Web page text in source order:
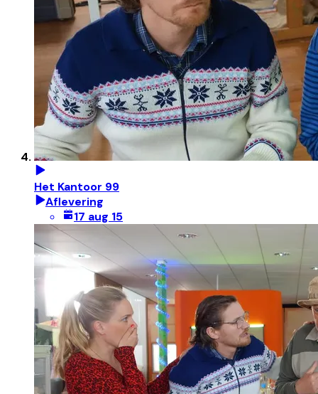
Het Kantoor 99
Aflevering
17 aug 15